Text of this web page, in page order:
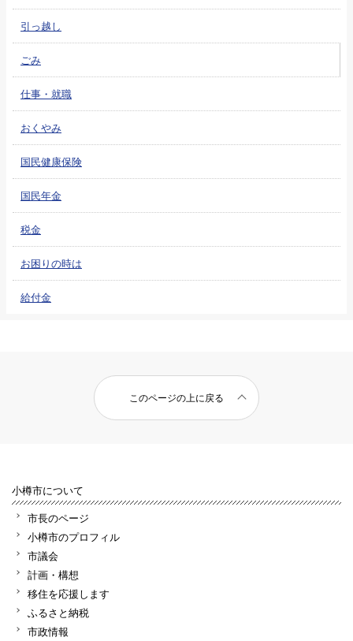
引っ越し
ごみ
仕事・就職
おくやみ
国民健康保険
国民年金
税金
お困りの時は
給付金
このページの上に戻る
小樽市について
市長のページ
小樽市のプロフィル
市議会
計画・構想
移住を応援します
ふるさと納税
市政情報